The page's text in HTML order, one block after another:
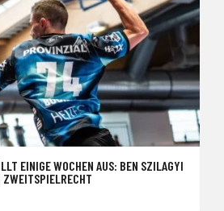
EINIGE WOCHEN AUS: BEN SZILAGYI